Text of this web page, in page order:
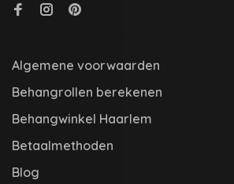
Algemene voorwaarden
Behangrollen berekenen
Behangwinkel Haarlem
Betaalmethoden
Blog